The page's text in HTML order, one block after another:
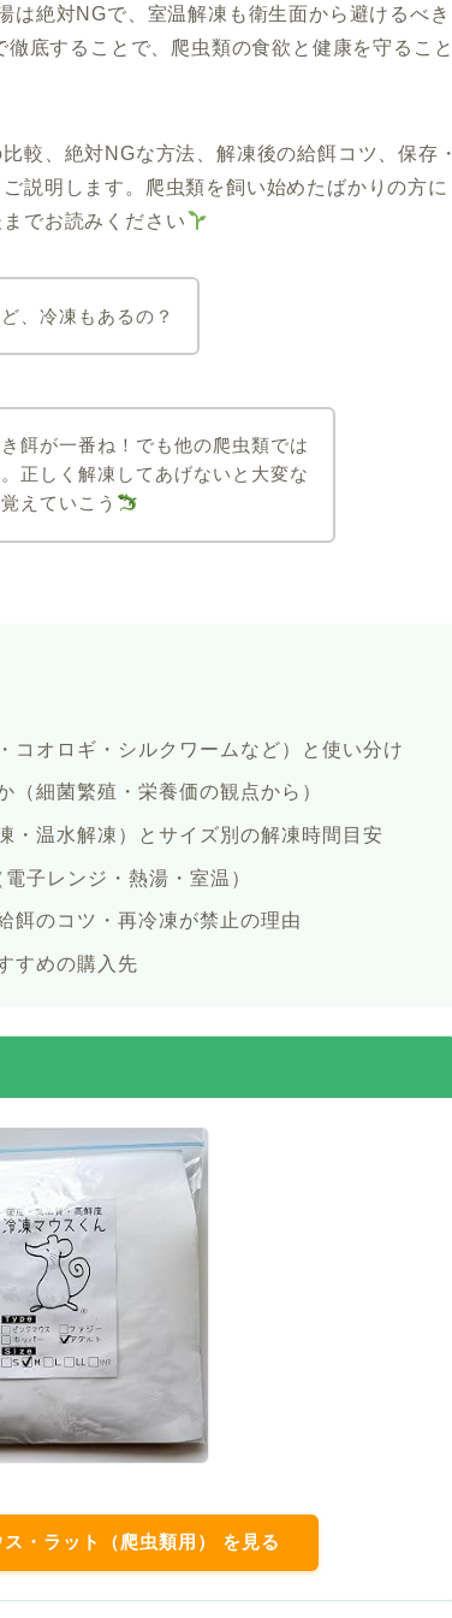
は絶対NGで、室温解凍も衛生面から避けるべき
底することで、爬虫類の食欲と健康を守ること
較、絶対NGな方法、解凍後の給餌コツ、保存・
説明します。爬虫類を飼い始めたばかりの方に
でお読みください
、冷凍もあるの？
餌が一番ね！でも他の爬虫類では
正しく解凍してあげないと大変な
えていこう
コオロギ・シルクワームなど）と使い分け
（細菌繁殖・栄養価の観点から）
・温水解凍）とサイズ別の解凍時間目安
子レンジ・熱湯・室温）
餌のコツ・再冷凍が禁止の理由
すめの購入先
・ラット（爬虫類用） を見る